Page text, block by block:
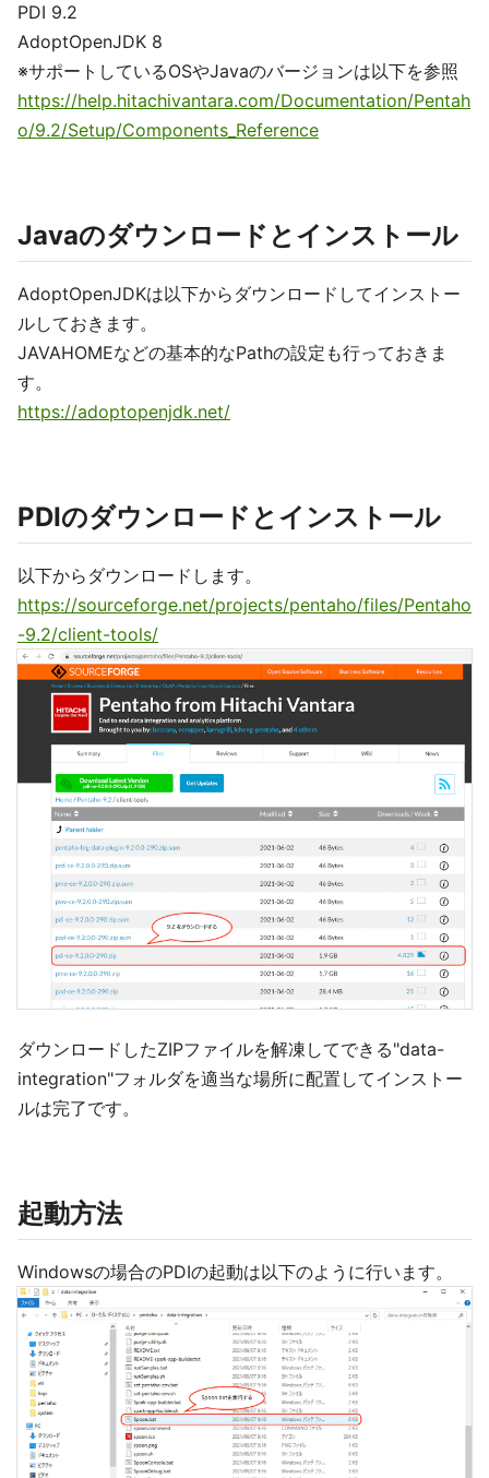
PDI 9.2
AdoptOpenJDK 8
※サポートしているOSやJavaのバージョンは以下を参照
https://help.hitachivantara.com/Documentation/Pentah
o/9.2/Setup/Components_Reference
Javaのダウンロードとインストール
AdoptOpenJDKは以下からダウンロードしてインストー
ルしておきます。
JAVAHOMEなどの基本的なPathの設定も行っておきま
す。
https://adoptopenjdk.net/
PDIのダウンロードとインストール
以下からダウンロードします。
https://sourceforge.net/projects/pentaho/files/Pentaho
-9.2/client-tools/
ダウンロードしたZIPファイルを解凍してできる"data-
integration"フォルダを適当な場所に配置してインストー
ルは完了です。
起動方法
Windowsの場合のPDIの起動は以下のように行います。